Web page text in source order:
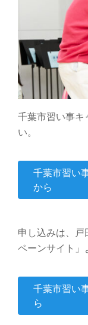
千葉市習い事キ
い。
千葉市習い
から
申し込みは、
ペーンサイト」
千葉市習い
ら